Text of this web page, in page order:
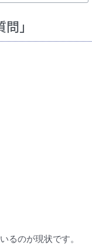
」
るのが現状です。